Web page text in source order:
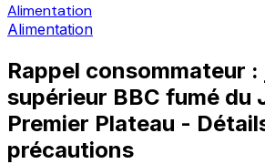
Alimentation
Alimentation
Rappel consommateur
supérieur BBC fumé du
Premier Plateau -
précautions